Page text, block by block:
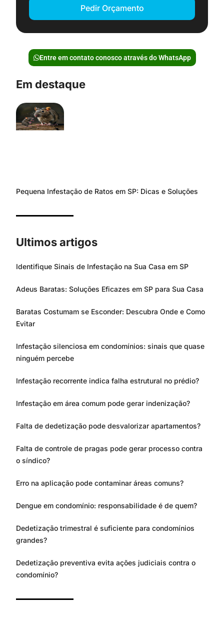
Pedir Orçamento
Entre em contato conosco através do WhatsApp
Em destaque
Pequena Infestação de Ratos em SP: Dicas e Soluções
Ultimos artigos
Identifique Sinais de Infestação na Sua Casa em SP
Adeus Baratas: Soluções Eficazes em SP para Sua Casa
Baratas Costumam se Esconder: Descubra Onde e Como
Evitar
Infestação silenciosa em condomínios: sinais que quase
ninguém percebe
Infestação recorrente indica falha estrutural no prédio?
Infestação em área comum pode gerar indenização?
Falta de dedetização pode desvalorizar apartamentos?
Falta de controle de pragas pode gerar processo contra
o síndico?
Erro na aplicação pode contaminar áreas comuns?
Dengue em condomínio: responsabilidade é de quem?
Dedetização trimestral é suficiente para condomínios
grandes?
Dedetização preventiva evita ações judiciais contra o
condomínio?